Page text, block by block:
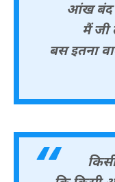
आंख बंद
मैं जी
बस इतना